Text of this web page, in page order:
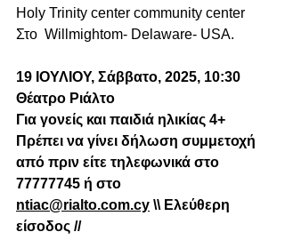
Holy Trinity center community center
Στο  Willmightom- Delaware- USA.
19 ΙΟΥΛΙΟΥ, Σάββατο, 2025, 10:30
Θέατρο Ριάλτο
Για γονείς και παιδιά ηλικίας 4+
Πρέπει να γίνει δήλωση συμμετοχή
από πριν είτε τηλεφωνικά στο
77777745 ή στο
ntiac@rialto.com.cy \\ Ελεύθερη
είσοδος //